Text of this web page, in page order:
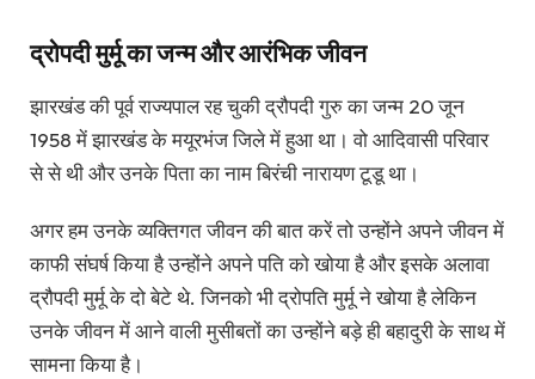
द्रोपदी मुर्मू का जन्म और आरंभिक जीवन
झारखंड की पूर्व राज्यपाल रह चुकी द्रौपदी गुरु का जन्म 20 जून
1958 में झारखंड के मयूरभंज जिले में हुआ था। वो आदिवासी परिवार
से से थी और उनके पिता का नाम बिरंची नारायण टूडू था।
अगर हम उनके व्यक्तिगत जीवन की बात करें तो उन्होंने अपने जीवन में
काफी संघर्ष किया है उन्होंने अपने पति को खोया है और इसके अलावा
द्रौपदी मुर्मू के दो बेटे थे. जिनको भी द्रोपति मुर्मू ने खोया है लेकिन
उनके जीवन में आने वाली मुसीबतों का उन्होंने बड़े ही बहादुरी के साथ में
सामना किया है।